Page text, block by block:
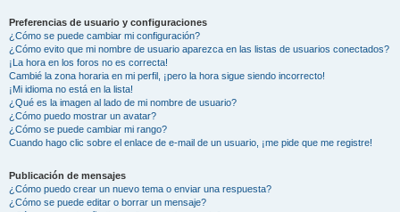
Preferencias de usuario y configuraciones
¿Cómo se puede cambiar mi configuración?
¿Cómo evito que mi nombre de usuario aparezca en las listas de usuarios conectados?
¡La hora en los foros no es correcta!
Cambié la zona horaria en mi perfil, ¡pero la hora sigue siendo incorrecto!
¡Mi idioma no está en la lista!
¿Qué es la imagen al lado de mi nombre de usuario?
¿Cómo puedo mostrar un avatar?
¿Cómo se puede cambiar mi rango?
Cuando hago clic sobre el enlace de e-mail de un usuario, ¡me pide que me registre!
Publicación de mensajes
¿Cómo puedo crear un nuevo tema o enviar una respuesta?
¿Cómo se puede editar o borrar un mensaje?